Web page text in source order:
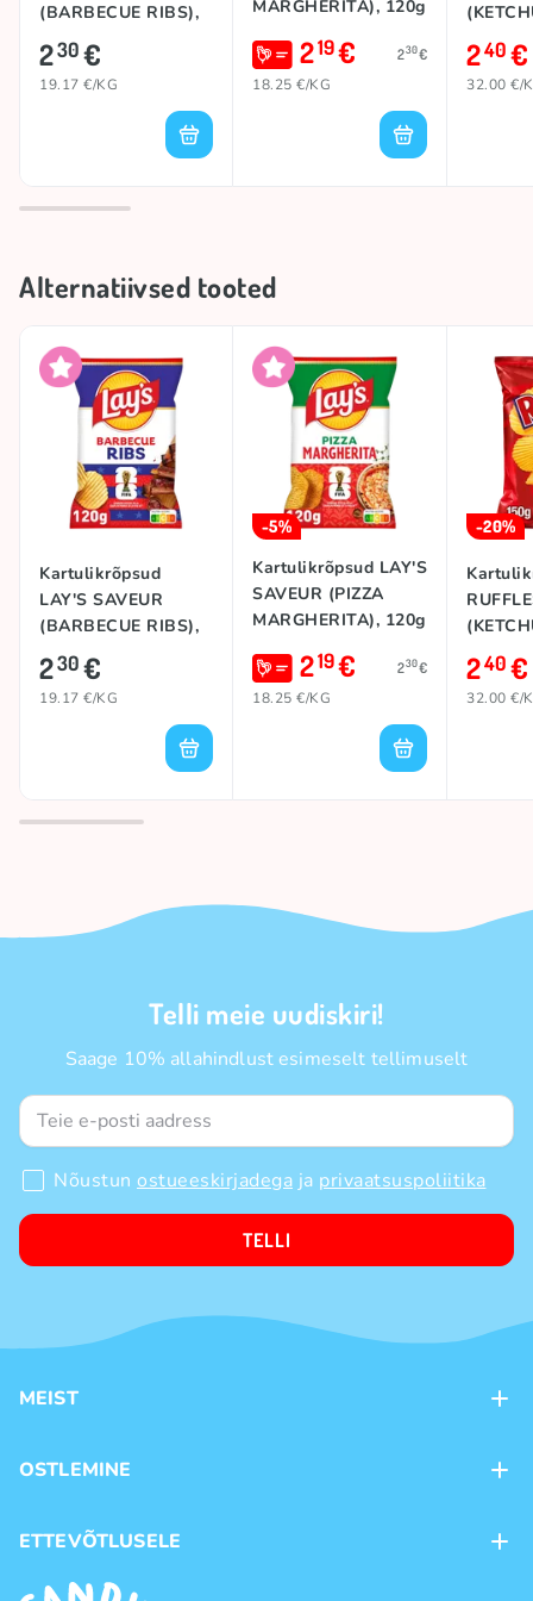
(BARBECUE RIBS),
120g
230€
19.17 €/KG
MARGHERITA), 120g
219€ 230€
18.25 €/KG
240€
32.00 €/
Alternatiivsed tooted
Kartulikrõpsud
LAY'S SAVEUR
(BARBECUE RIBS),
120g
230€
19.17 €/KG
-5%
Kartulikrõpsud LAY'S
SAVEUR (PIZZA
MARGHERITA), 120g
219€ 230€
18.25 €/KG
-20%
240€
32.00 €/
Telli meie uudiskiri!
Saage 10% allahindlust esimeselt tellimuselt
Nõustun ostueeskirjadega ja privaatsuspoliitika
TELLI
MEIST
Kauplused
OSTLEMINE
Ostutingimused
Privaatsuspoliitika
ETTEVÕTLUSELE
Frantsiis